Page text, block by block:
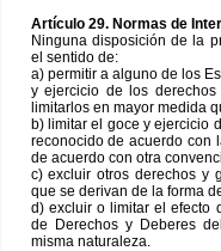
Artículo 29. Normas de
Ninguna disposición de la
el sentido de:
a) permitir a alguno de los
y ejercicio de los
limitarlos en mayor medida
b) limitar el goce y ejercicio
reconocido de acuerdo con
de acuerdo con otra
c) excluir otros derechos y
que se derivan de la forma
d) excluir o limitar el efecto
de Derechos y Deberes
misma naturaleza.